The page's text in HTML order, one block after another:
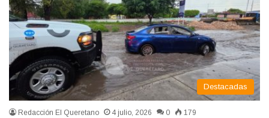
Destacadas
Redacción El Queretano 4 julio, 2026 0 179